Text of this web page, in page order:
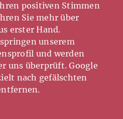
positiven Stimmen
Sie mehr über
erster Hand.
unserem
und werden
uns überprüft. Google
nach gefälschten